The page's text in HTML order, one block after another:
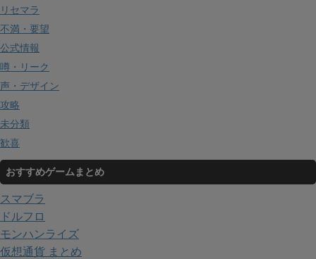
リセマラ
不満・要望
公式情報
噂・リーク
声・デザイン
攻略
未分類
歓喜
おすすめゲームまとめ
スマブラ
ドルフロ
モンハンライズ
仮想通貨 まとめ